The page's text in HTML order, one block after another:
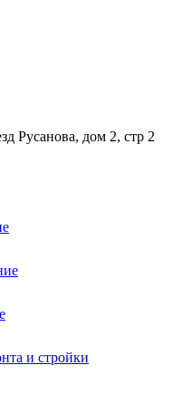
Русанова, дом 2, стр 2
и стройки